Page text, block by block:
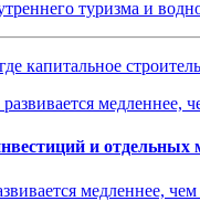
туризма и
капитальное
и
медленнее,